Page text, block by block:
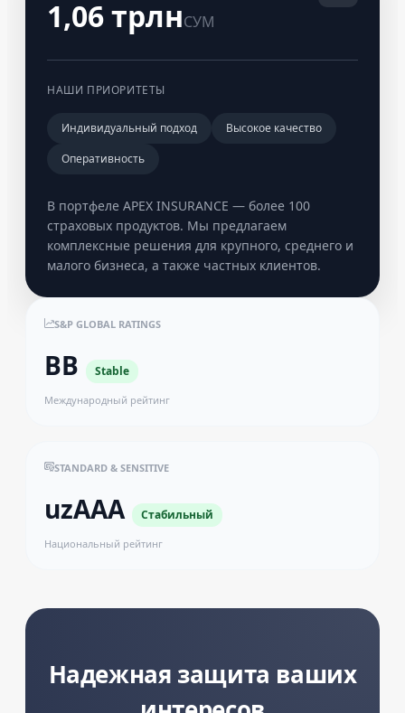
1,06 трлнСУМ
НАШИ ПРИОРИТЕТЫ
Индивидуальный подход
Высокое качество
Оперативность
В портфеле APEX INSURANCE — более 100
страховых продуктов. Мы предлагаем
комплексные решения для крупного, среднего и
малого бизнеса, а также частных клиентов.
S&P GLOBAL RATINGS
BB Stable
Международный рейтинг
STANDARD & SENSITIVE
uzAAA Стабильный
Национальный рейтинг
Надежная защита ваших